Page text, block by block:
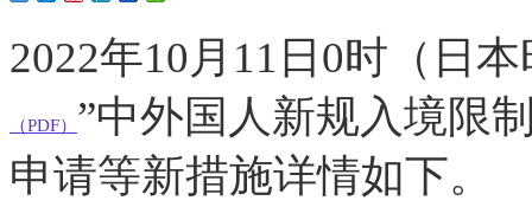
2022年10月11日0时（日
（PDF） ”中外国人新规入境限
申请等新措施详情如下。